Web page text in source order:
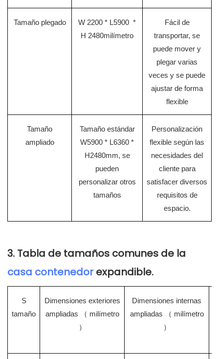
Tamaño plegado W 2200 * L5900 *
H 2480milímetro
Fácil de
transportar, se
puede mover y
plegar varias
veces y se puede
ajustar de forma
flexible
Tamaño
ampliado
Tamaño estándar
W5900 * L6360 *
H2480mm, se
pueden
personalizar otros
tamaños
Personalización
flexible según las
necesidades del
cliente para
satisfacer diversos
requisitos de
espacio.
3. Tabla de tamaños comunes de la
casa contenedorexpandible.
S
tamaño
Dimensiones exteriores
ampliadas
（ milímetro
）
Dimensiones internas
ampliadas
（ milímetro
）